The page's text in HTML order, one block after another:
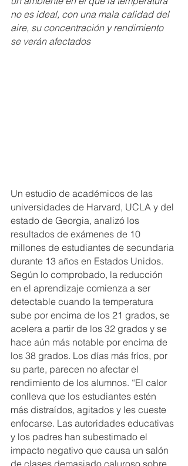
no es ideal, con una mala calidad del
aire, su concentración y rendimiento
se verán afectados
Un estudio de académicos de las
universidades de Harvard, UCLA y del
estado de Georgia, analizó los
resultados de exámenes de 10
millones de estudiantes de secundaria
durante 13 años en Estados Unidos.
Según lo comprobado, la reducción
en el aprendizaje comienza a ser
detectable cuando la temperatura
sube por encima de los 21 grados, se
acelera a partir de los 32 grados y se
hace aún más notable por encima de
los 38 grados. Los días más fríos, por
su parte, parecen no afectar el
rendimiento de los alumnos. “El calor
conlleva que los estudiantes estén
más distraídos, agitados y les cueste
enfocarse. Las autoridades educativas
y los padres han subestimado el
impacto negativo que causa un salón
de clases demasiado caluroso sobre